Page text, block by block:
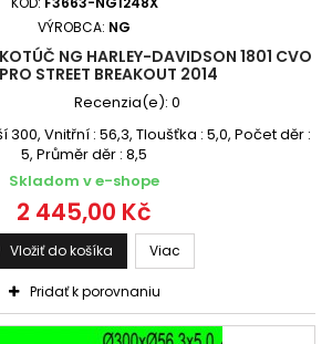
VÝROBCA: NG
NG HARLEY-DAVIDSON 1801 CVO
STREET BREAKOUT 2014
Recenzia(e): 0
Vnitřní : 56,3, Tloušťka : 5,0, Počet děr :
5, Průměr děr : 8,5
Skladom v e-shope
2 445,00 Kč
Vložiť do košíka Viac
Pridať k porovnaniu